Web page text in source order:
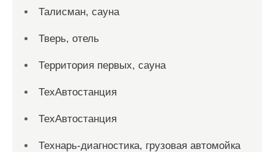
Талисман, сауна
Тверь, отель
Территория первых, сауна
ТехАвтостанция
ТехАвтостанция
Технарь-диагностика, грузовая автомойка